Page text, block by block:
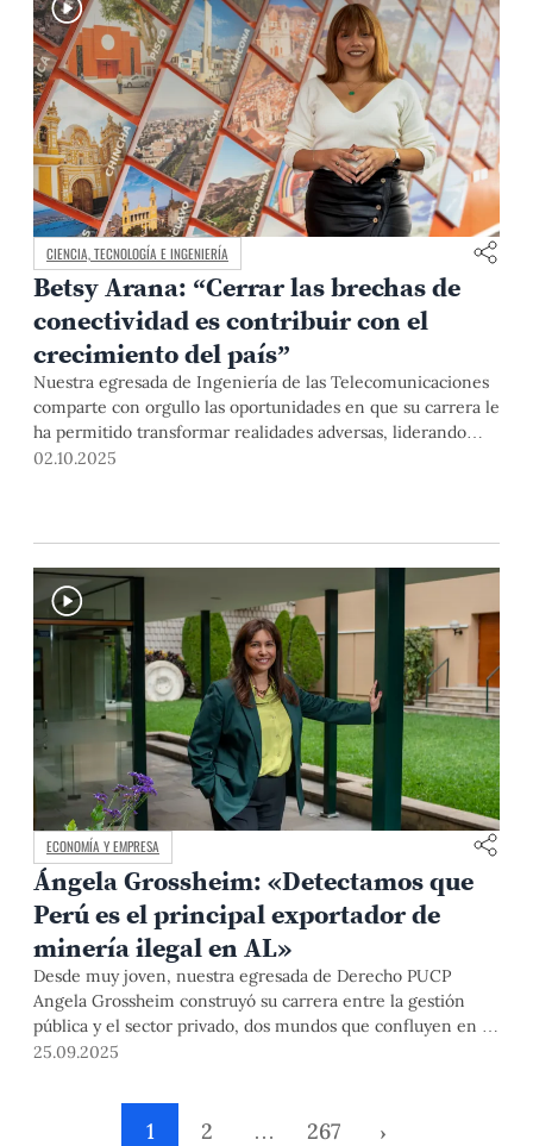
CIENCIA, TECNOLOGÍA E INGENIERÍA
Betsy Arana: “Cerrar las brechas de
conectividad es contribuir con el
crecimiento del país”
Nuestra egresada de Ingeniería de las Telecomunicaciones
comparte con orgullo las oportunidades en que su carrera le
ha permitido transformar realidades adversas, liderando
proyectos de conectividad. Como directora comercial B2B
02.10.2025
ECONOMÍA Y EMPRESA
Ángela Grossheim: «Detectamos que
Perú es el principal exportador de
minería ilegal en AL»
Desde muy joven, nuestra egresada de Derecho PUCP
Angela Grossheim construyó su carrera entre la gestión
pública y el sector privado, dos mundos que confluyen en la
Sociedad Nacional de Minería, Petróleo y Energía (SNMPE),
mayor reto común: el avance de la minería ilegal.
25.09.2025
1 2 … 267 ›